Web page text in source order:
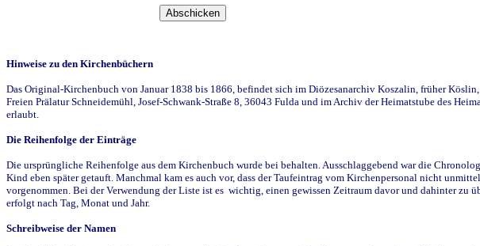
Hinweise zu den Kirchenbüchern
Das Original-Kirchenbuch von Januar 1838 bis 1866, befindet sich im Diözesanarchiv Koszalin, früher
Freien Prälatur Schneidemühl, Josef-Schwank-Straße 8, 36043 Fulda und im Archiv der Heimatstube des
erlaubt.
Die Reihenfolge der Einträge
Die ursprüngliche Reihenfolge aus dem Kirchenbuch wurde bei behalten. Ausschlaggebend war die
Kind eben später getauft. Manchmal kam es auch vor, dass der Taufeintrag vom Kirchenpersonal nicht
vorgenommen. Bei der Verwendung der Liste ist es wichtig, einen gewissen Zeitraum davor und dahinter zu
erfolgt nach Tag, Monat und Jahr.
Schreibweise der Namen